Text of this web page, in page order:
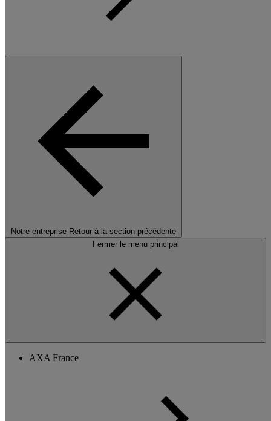
Notre entreprise Retour à la section précédente
Fermer le menu principal
AXA France